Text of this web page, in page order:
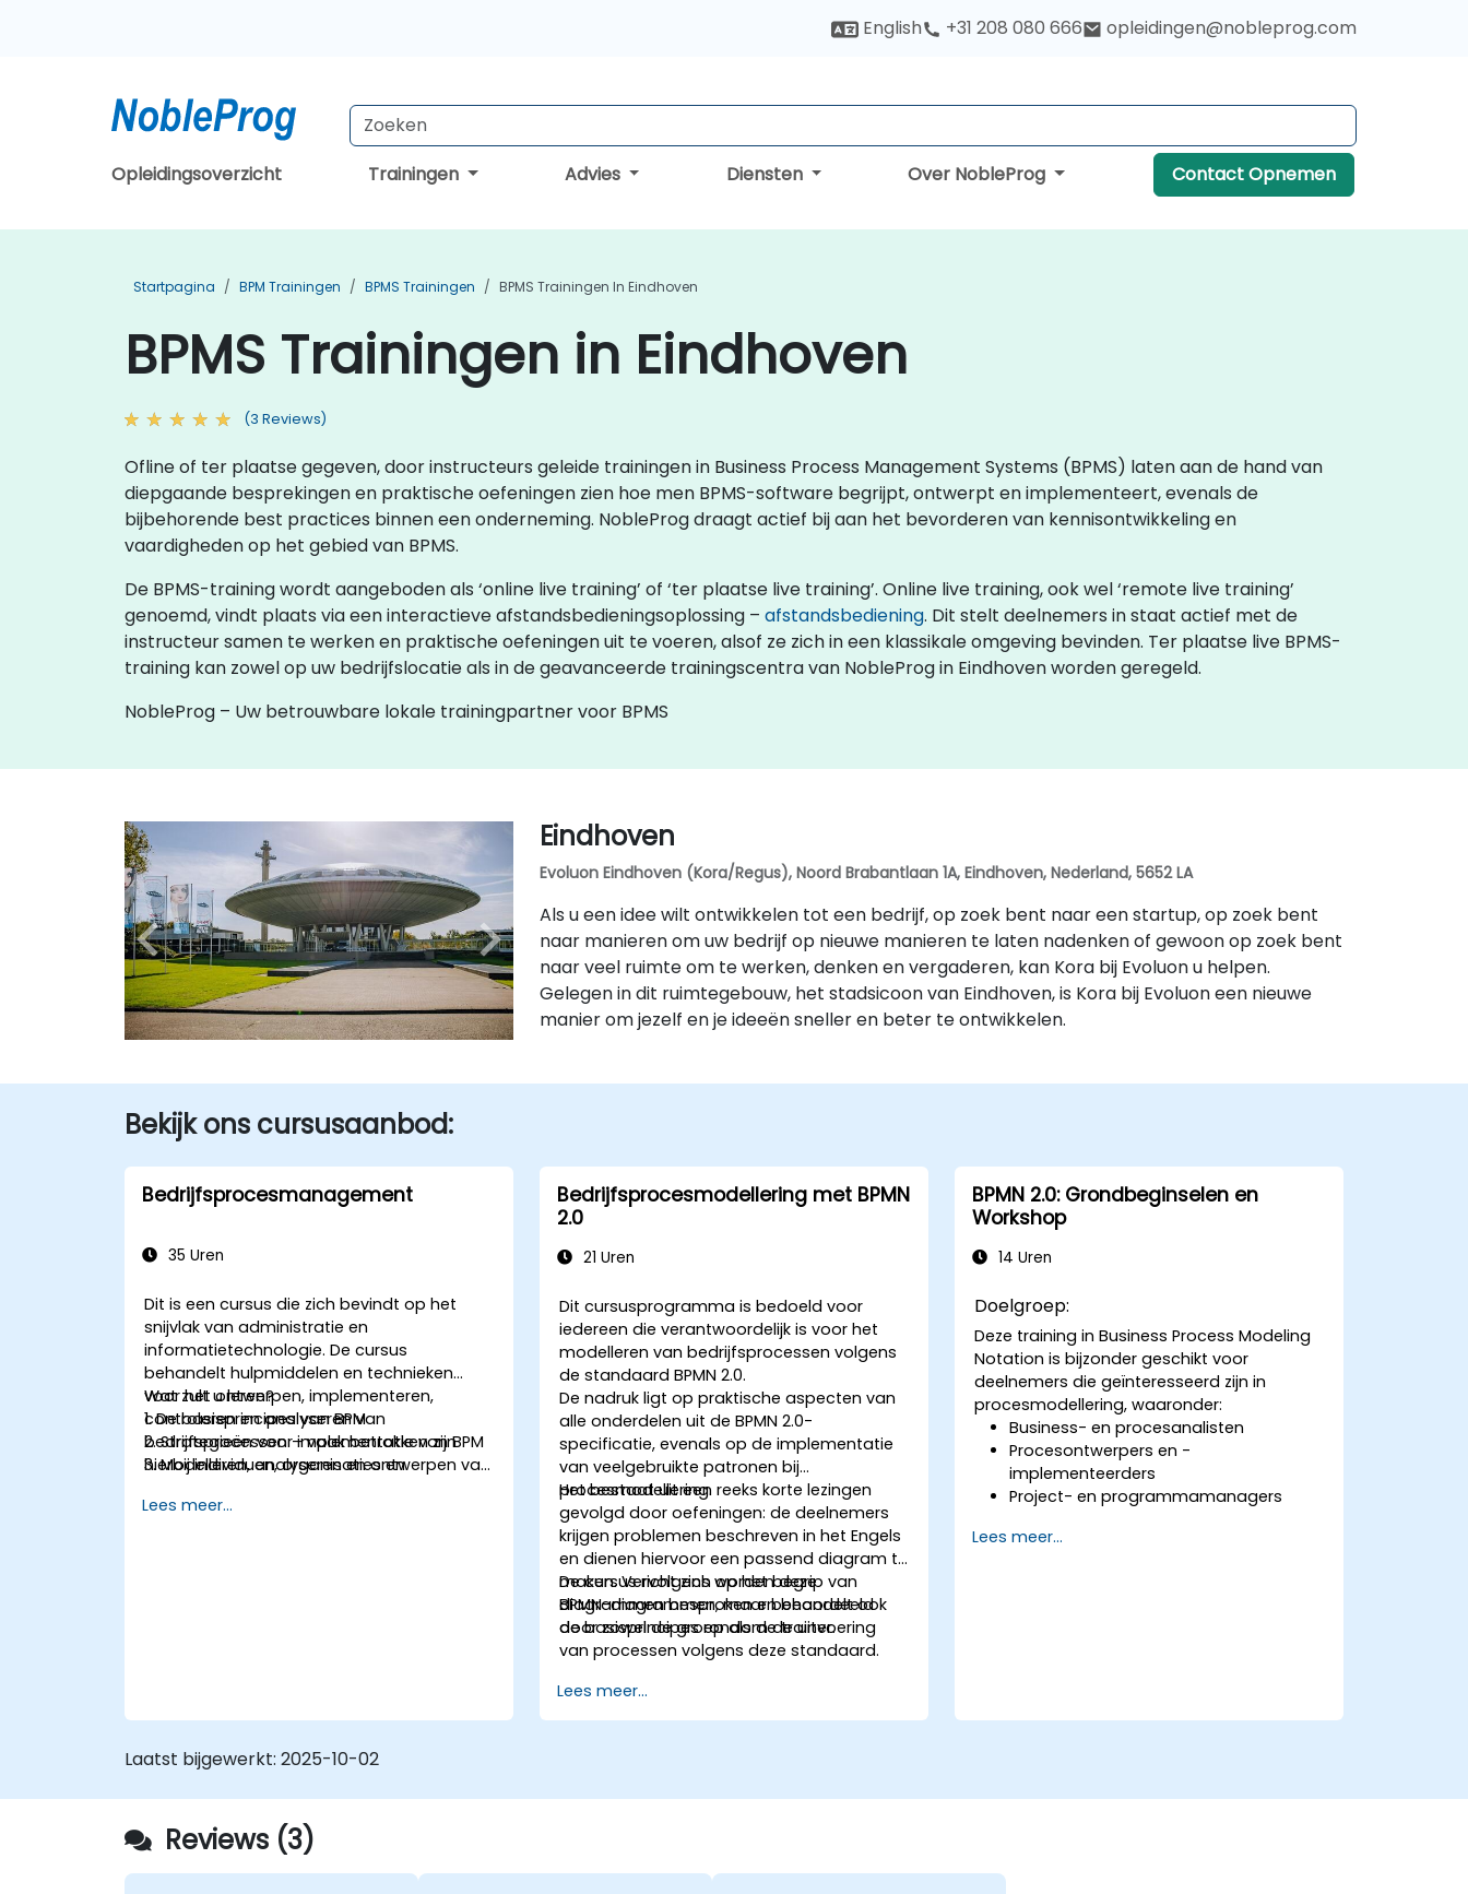
English +31 208 080 666 opleidingen@nobleprog.com
Opleidingsoverzicht Trainingen Advies Diensten Over NobleProg Contact Opnemen
Startpagina BPM Trainingen BPMS Trainingen BPMS Trainingen In Eindhoven
BPMS Trainingen in Eindhoven
(3 Reviews)
Ofline of ter plaatse gegeven, door instructeurs geleide trainingen in Business Process Management Systems (BPMS) laten aan de hand van
diepgaande besprekingen en praktische oefeningen zien hoe men BPMS-software begrijpt, ontwerpt en implementeert, evenals de
bijbehorende best practices binnen een onderneming. NobleProg draagt actief bij aan het bevorderen van kennisontwikkeling en
vaardigheden op het gebied van BPMS.
De BPMS-training wordt aangeboden als ‘online live training’ of ‘ter plaatse live training’. Online live training, ook wel ‘remote live training’
genoemd, vindt plaats via een interactieve afstandsbedieningsoplossing – afstandsbediening. Dit stelt deelnemers in staat actief met de
instructeur samen te werken en praktische oefeningen uit te voeren, alsof ze zich in een klassikale omgeving bevinden. Ter plaatse live BPMS-
training kan zowel op uw bedrijfslocatie als in de geavanceerde trainingscentra van NobleProg in Eindhoven worden geregeld.
NobleProg – Uw betrouwbare lokale trainingpartner voor BPMS
Eindhoven
Evoluon Eindhoven (Kora/Regus), Noord Brabantlaan 1A, Eindhoven, Nederland, 5652 LA
Als u een idee wilt ontwikkelen tot een bedrijf, op zoek bent naar een startup, op zoek bent
naar manieren om uw bedrijf op nieuwe manieren te laten nadenken of gewoon op zoek bent
naar veel ruimte om te werken, denken en vergaderen, kan Kora bij Evoluon u helpen.
Gelegen in dit ruimtegebouw, het stadsicoon van Eindhoven, is Kora bij Evoluon een nieuwe
manier om jezelf en je ideeën sneller en beter te ontwikkelen.
Bekijk ons cursusaanbod:
Bedrijfsprocesmanagement
35 Uren
Dit is een cursus die zich bevindt op het
snijvlak van administratie en
informatietechnologie. De cursus
behandelt hulpmiddelen en technieken
voor het ontwerpen, implementeren,
controleren en analyseren van
bedrijfsprocessen – vaak betrokken zijn
hierbij individuen, organisaties en
De cursus omvat praktische opdrachten.
Wat zult u leren?
1. De basisprincipes van BPM
2. Strategieën voor implementatie van BPM
3. Modelleren, analyseren en ontwerpen van
4. Governance en bedrijfsstrategieën
Lees meer...
Bedrijfsprocesmodellering met BPMN
2.0
21 Uren
Dit cursusprogramma is bedoeld voor
iedereen die verantwoordelijk is voor het
modelleren van bedrijfsprocessen volgens
de standaard BPMN 2.0.
De nadruk ligt op praktische aspecten van
alle onderdelen uit de BPMN 2.0-
specificatie, evenals op de implementatie
van veelgebruikte patronen bij
procesmodellering.
Het bestaat uit een reeks korte lezingen
gevolgd door oefeningen: de deelnemers
krijgen problemen beschreven in het Engels
en dienen hiervoor een passend diagram te
maken. Vervolgens worden deze
diagrammen besproken en beoordeeld
door zowel de groep als de trainer.
De cursus richt zich op het begrip van
BPMN-diagrammen, maar behandelt ook
de basisprincipes rondom de uitvoering
van processen volgens deze standaard.
Lees meer...
BPMN 2.0: Grondbeginselen en
Workshop
14 Uren
Doelgroep:
Deze training in Business Process Modeling
Notation is bijzonder geschikt voor
deelnemers die geïnteresseerd zijn in
procesmodellering, waaronder:
Business- en procesanalisten
Procesontwerpers en -
implementeerders
Project- en programmamanagers
bedrijfsveranderingen en
Lees meer...
Laatst bijgewerkt: 2025-10-02
Reviews (3)